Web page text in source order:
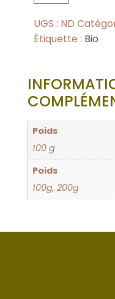
UGS : ND
Étiquette : Bio
Poids
100 g
Poids
100g, 200g